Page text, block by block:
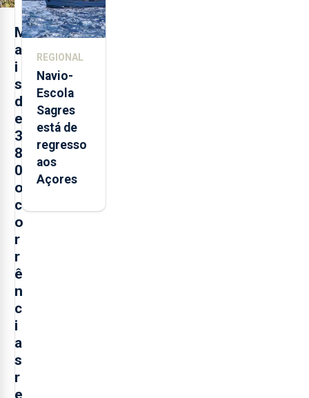
M
a
i
s
d
e
3
8
0
o
c
o
r
r
ê
n
c
i
a
s
r
e cria 30
postos de
REGIONAL
Navio-
Escola
Sagres
está de
regresso
aos
Açores